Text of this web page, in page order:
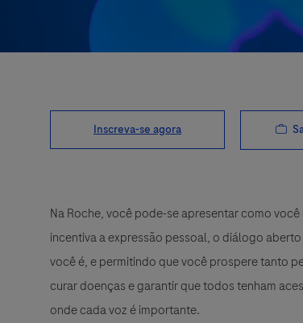
Inscreva-se agora
Na Roche, você pode-se apresentar como
incentiva a expressão pessoal, o diálogo
você é, e permitindo que você prospere tanto
curar doenças e garantir que todos tenham
onde cada voz é importante.